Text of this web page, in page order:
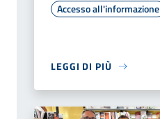
Accesso all'informazione
LEGGI DI PIÙ